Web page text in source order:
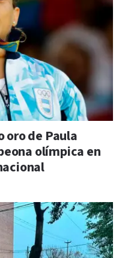
oro de Paula
olímpica en